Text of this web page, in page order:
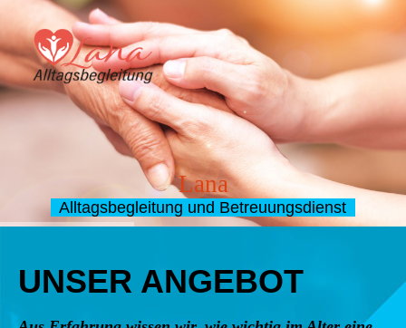
Lana
Alltagsbegleitung und Betreuungsdienst
UNSER ANGEBOT